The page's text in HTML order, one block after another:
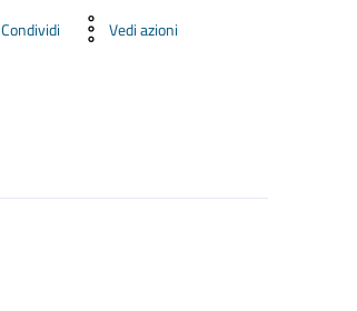
Condividi Vedi azioni